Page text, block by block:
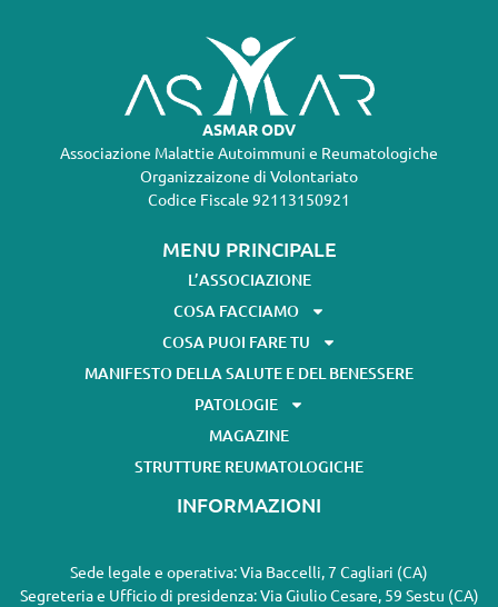
ASMAR ODV
Associazione Malattie Autoimmuni e Reumatologiche
Organizzaizone di Volontariato
Codice Fiscale 92113150921
MENU PRINCIPALE
L’ASSOCIAZIONE
COSA FACCIAMO
COSA PUOI FARE TU
MANIFESTO DELLA SALUTE E DEL BENESSERE
PATOLOGIE
MAGAZINE
STRUTTURE REUMATOLOGICHE
INFORMAZIONI
Sede legale e operativa: Via Baccelli, 7 Cagliari (CA)
Segreteria e Ufficio di presidenza: Via Giulio Cesare, 59 Sestu (CA)